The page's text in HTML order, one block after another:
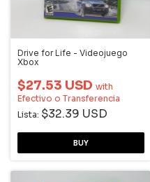
Drive for Life - Videojuego
Xbox
$27.53 USD with
Efectivo o Transferencia
Lista: $32.39 USD